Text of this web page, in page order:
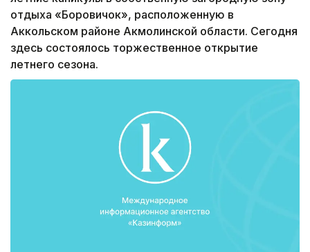
отдыха «Боровичок», расположенную в
Аккольском районе Акмолинской области. Сегодня
здесь состоялось торжественное открытие
летнего сезона.